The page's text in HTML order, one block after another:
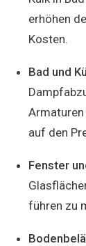
erhöhen
Kosten.
Bad und
auf den
Fenster
führen zu